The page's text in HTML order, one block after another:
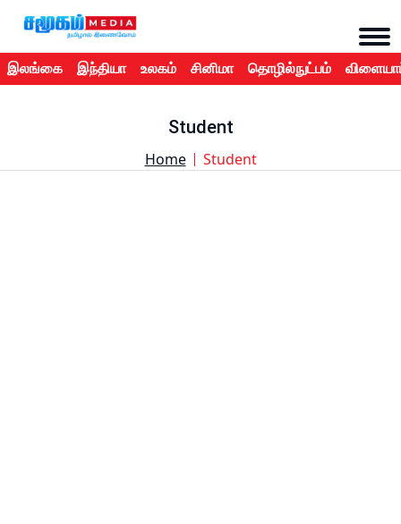
இலங்கை இந்தியா உலகம் சினிமா தொழில்நுட்பம்
Student
Home Student